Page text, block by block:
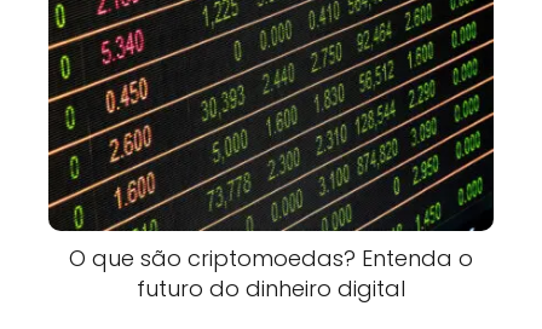
O que são criptomoedas? Entenda o
futuro do dinheiro digital